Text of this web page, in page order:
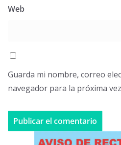
Web
Guarda mi nombre, correo
navegador para la próxima